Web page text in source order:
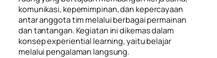
komunikasi, kepemimpinan, dan kepercayaan
antar anggota tim melalui berbagai permainan
dan tantangan. Kegiatan ini dikemas dalam
konsep experiential learning, yaitu belajar
melalui pengalaman langsung.